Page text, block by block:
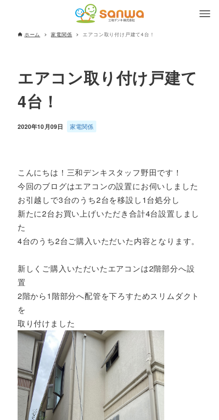
ホーム 家電関係 エアコン取り付け戸建て4台！
エアコン取り付け戸建て
4台！
2020年10月09日 家電関係
こんにちは！三和デンキスタッフ野田です！
今回のブログはエアコンの設置にお伺いしました
お引越しで3台のうち2台を移設し1台処分し
新たに2台お買い上げいただき合計4台設置しまし
た
4台のうち2台ご購入いただいた内容となります。
新しくご購入いただいたエアコンは2階部分へ設
置
2階から1階部分へ配管を下ろすためスリムダクト
を
取り付けました